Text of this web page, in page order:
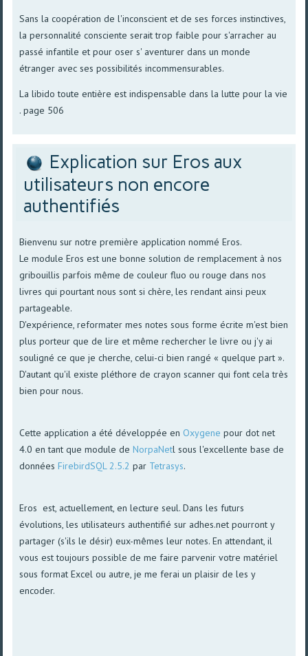
Sans la coopération de l'inconscient et de ses forces instinctives,
la personnalité consciente serait trop faible pour s'arracher au
passé infantile et pour oser s' aventurer dans un monde
étranger avec ses possibilités incommensurables.
La libido toute entière est indispensable dans la lutte pour la vie
. page 506
Explication sur Eros aux
utilisateurs non encore
authentifiés
Bienvenu sur notre première application nommé Eros.
Le module Eros est une bonne solution de remplacement à nos
gribouillis parfois même de couleur fluo ou rouge dans nos
livres qui pourtant nous sont si chère, les rendant ainsi peux
partageable.
D'expérience, reformater mes notes sous forme écrite m'est bien
plus porteur que de lire et même rechercher le livre ou j'y ai
souligné ce que je cherche, celui-ci bien rangé « quelque part ».
D'autant qu'il existe pléthore de crayon scanner qui font cela très
bien pour nous.
Cette application a été développée en Oxygene pour dot net
4.0 en tant que module deNorpaNetl sous l'excellente base de
donnéesFirebirdSQL 2.5.2 par Tetrasys.
Eros est, actuellement, en lecture seul. Dans les futurs
évolutions, les utilisateurs authentifié sur adhes.net pourront y
partager (s'ils le désir) eux-mêmes leur notes. En attendant, il
vous est toujours possible de me faire parvenir votre matériel
sous format Excel ou autre, je me ferai un plaisir de les y
encoder.